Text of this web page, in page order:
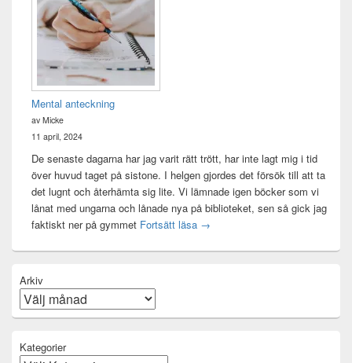
Mental anteckning
av Micke
11 april, 2024
De senaste dagarna har jag varit rätt trött, har inte lagt mig i tid
över huvud taget på sistone. I helgen gjordes det försök till att ta
det lugnt och återhämta sig lite. Vi lämnade igen böcker som vi
lånat med ungarna och lånade nya på biblioteket, sen så gick jag
faktiskt ner på gymmet Fortsätt läsa Mental anteckning
→
Arkiv
Kategorier